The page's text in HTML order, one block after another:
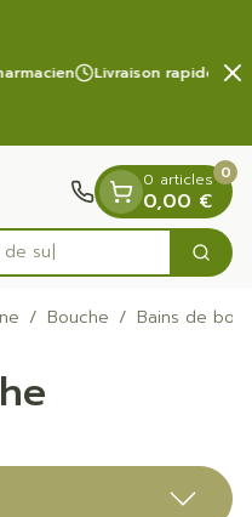
Livraison rapide
0 articles
0,00 €
0
/ Bouche / Bains de